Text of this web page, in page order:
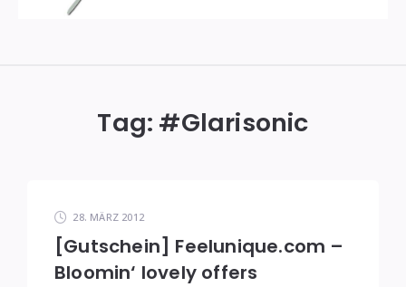
Tag: #Glarisonic
28. MÄRZ 2012
[Gutschein] Feelunique.com –
Bloomin‘ lovely offers